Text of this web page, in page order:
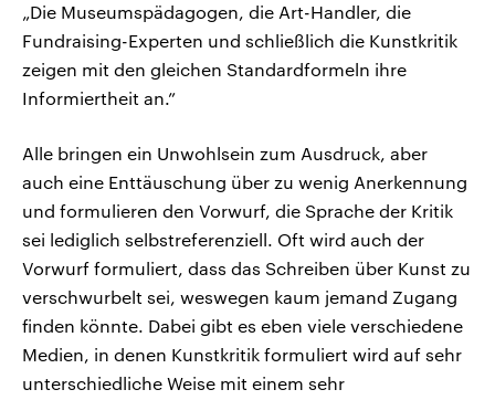
„Die Museumspädagogen, die Art-Handler, die
Fundraising-Experten und schließlich die Kunstkritik
zeigen mit den gleichen Standardformeln ihre
Informiertheit an.”
Alle bringen ein Unwohlsein zum Ausdruck, aber
auch eine Enttäuschung über zu wenig Anerkennung
und formulieren den Vorwurf, die Sprache der Kritik
sei lediglich selbstreferenziell. Oft wird auch der
Vorwurf formuliert, dass das Schreiben über Kunst zu
verschwurbelt sei, weswegen kaum jemand Zugang
finden könnte. Dabei gibt es eben viele verschiedene
Medien, in denen Kunstkritik formuliert wird auf sehr
unterschiedliche Weise mit einem sehr